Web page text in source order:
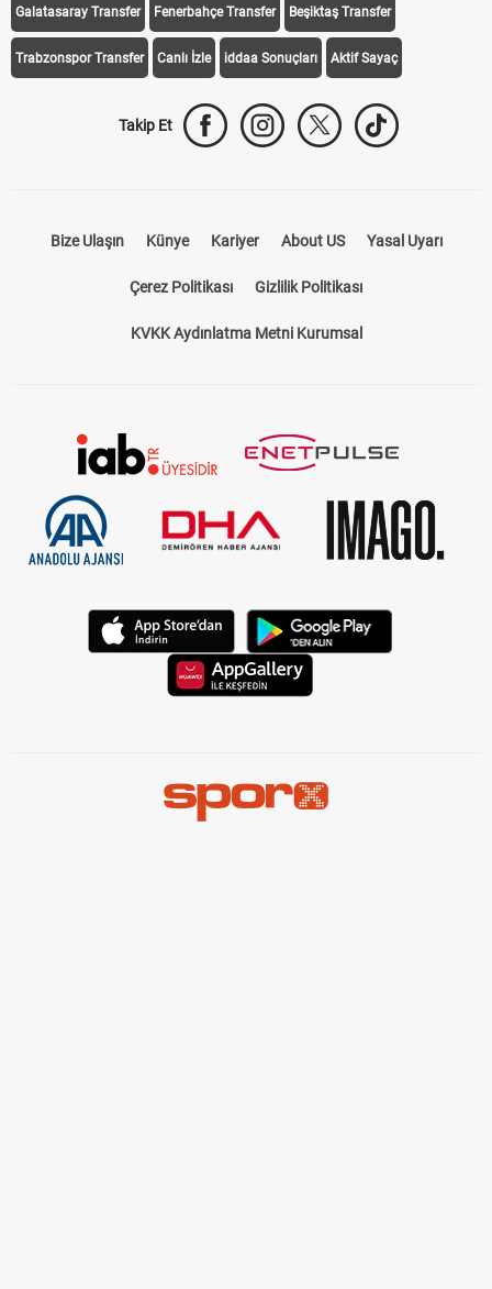
Galatasaray Transfer Fenerbahçe Transfer Beşiktaş Transfer
Trabzonspor Transfer Canlı İzle iddaa Sonuçları Aktif Sayaç
Takip Et
Bize Ulaşın Künye Kariyer About US Yasal Uyarı
Çerez Politikası Gizlilik Politikası
KVKK Aydınlatma Metni Kurumsal